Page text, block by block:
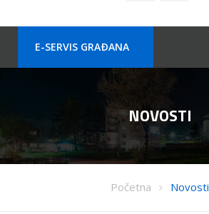
E-SERVIS GRAÐANA
NOVOSTI
Početna Novosti